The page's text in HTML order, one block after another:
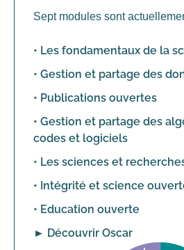
Sept modules sont
• Les fondamentaux de la
• Gestion et partage des
• Publications ouvertes
• Gestion et partage des
codes et logiciels
• Les sciences et
• Intégrité et science
• Education ouverte
► Découvrir Oscar